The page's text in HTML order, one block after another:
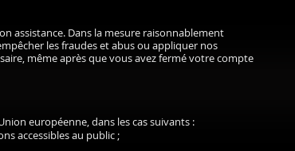
assistance. Dans la mesure raisonnablement
les fraudes et abus ou appliquer nos
même après que vous avez fermé votre compte
européenne, dans les cas suivants :
accessibles au public ;